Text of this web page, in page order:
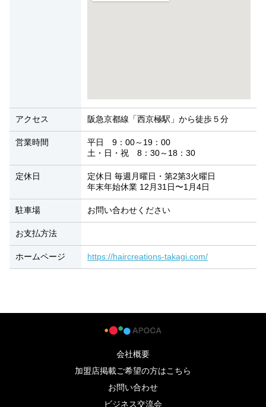
アクセス 阪急京都線「西京極駅」から徒歩５分
営業時間
平日 9：00～19：00
土・日・祝 8：30～18：30
定休日
定休日 毎週月曜日・第2第3火曜日
年末年始休業 12月31日〜1月4日
駐車場 お問い合わせください
お支払方法
ホームページ https://haircreations-takagi.com/
会社概要
加盟店掲載ご希望の方はこちら
お問い合わせ
ビジネス交流会